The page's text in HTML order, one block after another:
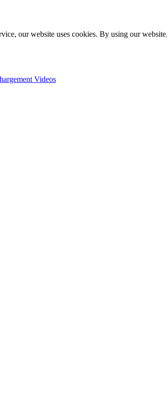
our website uses cookies. By using our
Videos